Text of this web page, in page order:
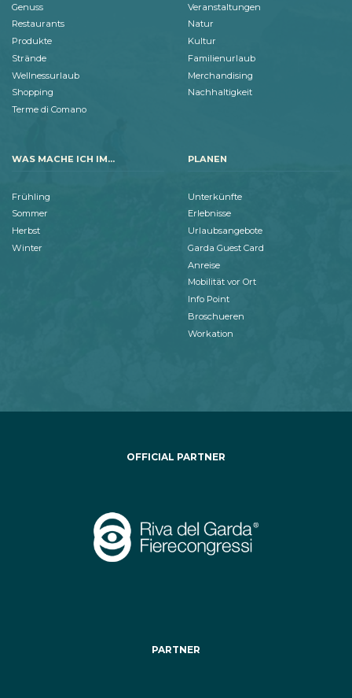
Genuss
Restaurants
Produkte
Strände
Wellnessurlaub
Shopping
Terme di Comano
Veranstaltungen
Natur
Kultur
Familienurlaub
Merchandising
Nachhaltigkeit
WAS MACHE ICH IM...
Frühling
Sommer
Herbst
Winter
PLANEN
Unterkünfte
Erlebnisse
Urlaubsangebote
Garda Guest Card
Anreise
Mobilität vor Ort
Info Point
Broschueren
Workation
OFFICIAL PARTNER
PARTNER